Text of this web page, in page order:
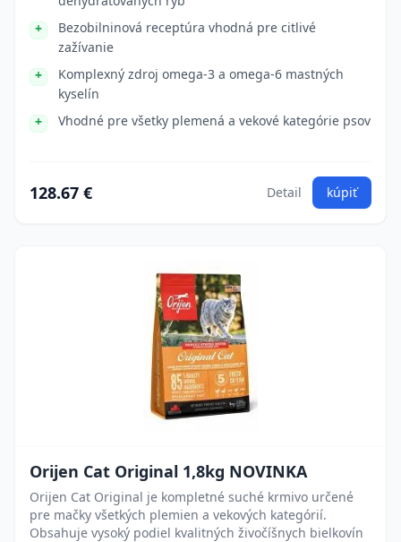
Bezobilninová receptúra vhodná pre citlivé
zažívanie
Komplexný zdroj omega-3 a omega-6 mastných
kyselín
Vhodné pre všetky plemená a vekové kategórie psov
128.67 € Detail kúpiť
Orijen Cat Original 1,8kg NOVINKA
Orijen Cat Original je kompletné suché krmivo určené
pre mačky všetkých plemien a vekových kategórií.
Obsahuje vysoký podiel kvalitných živočíšnych bielkovín